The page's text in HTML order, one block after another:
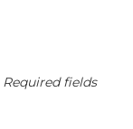
Required fields